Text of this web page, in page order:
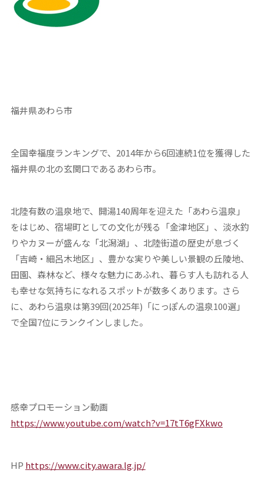
福井県あわら市
全国幸福度ランキングで、2014年から6回連続1位を獲得した
福井県の北の玄関口であるあわら市。
北陸有数の温泉地で、開湯140周年を迎えた「あわら温泉」
をはじめ、宿場町としての文化が残る「金津地区」、淡水釣
りやカヌーが盛んな「北潟湖」、北陸街道の歴史が息づく
「吉崎・細呂木地区」、豊かな実りや美しい景観の丘陵地、
田園、森林など、様々な魅力にあふれ、暮らす人も訪れる人
も幸せな気持ちになれるスポットが数多くあります。さら
に、あわら温泉は第39回(2025年)「にっぽんの温泉100選」
で全国7位にランクインしました。
感幸プロモーション動画
https://www.youtube.com/watch?v=17tT6gFXkwo
HP https://www.city.awara.lg.jp/